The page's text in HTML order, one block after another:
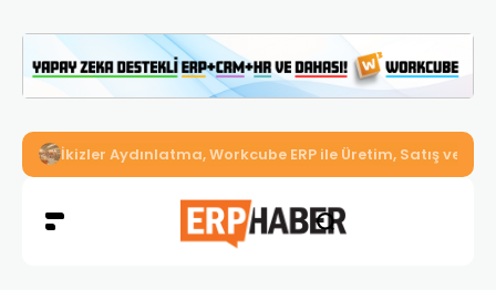
İkizler Aydınlatma, Workcube ERP ile Üretim, Satış ve